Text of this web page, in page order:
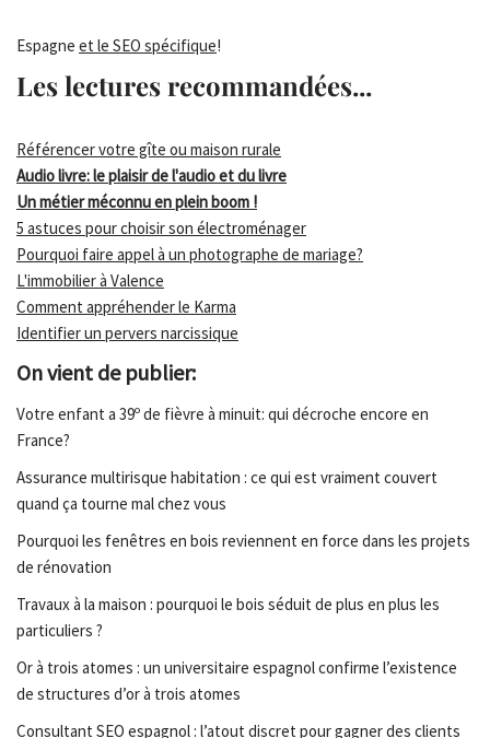
Espagne et le SEO spécifique!
Les lectures recommandées...
Référencer votre gîte ou maison rurale
Audio livre: le plaisir de l'audio et du livre
Un métier méconnu en plein boom !
5 astuces pour choisir son électroménager
Pourquoi faire appel à un photographe de mariage?
L'immobilier à Valence
Comment appréhender le Karma
Identifier un pervers narcissique
On vient de publier:
Votre enfant a 39º de fièvre à minuit: qui décroche encore en
France?
Assurance multirisque habitation : ce qui est vraiment couvert
quand ça tourne mal chez vous
Pourquoi les fenêtres en bois reviennent en force dans les projets
de rénovation
Travaux à la maison : pourquoi le bois séduit de plus en plus les
particuliers ?
Or à trois atomes : un universitaire espagnol confirme l’existence
de structures d’or à trois atomes
Consultant SEO espagnol : l’atout discret pour gagner des clients